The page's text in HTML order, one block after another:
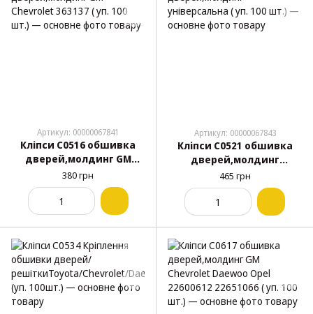
Артикул: 00000067841
Кліпси C0516 обшивка
дверей,молдинг GM
Chevrolet 363137 ( уп. 100
шт.)
380 грн
Артикул: 00000067843
Кліпси C0521 обшивка
дверей,молдинг
універсальна ( уп. 100
шт.)
465 грн